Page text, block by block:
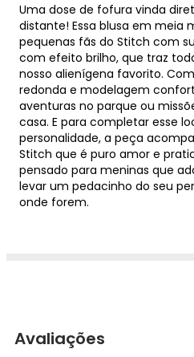
Uma dose de fofura vinda
distante! Essa blusa em meia
pequenas fãs do Stitch com
com efeito brilho, que traz
nosso alienígena favorito.
redonda e modelagem
aventuras no parque ou
casa. E para completar esse
personalidade, a peça
Stitch que é puro amor e
pensado para meninas que
levar um pedacinho do seu
onde forem.
Avaliações